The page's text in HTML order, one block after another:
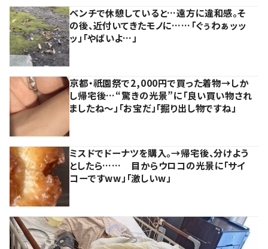
ベンチで休憩していると…遠方に違和感。そ
の後、近付いてきたモノに……「ぐぅわぁッッ
ッ」「やばいよ…」
京都・祇園祭で2,000円で買った着物→しか
し帰宅後…“驚きの光景”に「良い買い物され
ましたね～」「お宝だ」「掘り出し物ですね」
ミスドでドーナツを購入。→帰宅後、分けよう
としたら…… 目からウロコの光景に「サイ
コーですww」「激しいw」